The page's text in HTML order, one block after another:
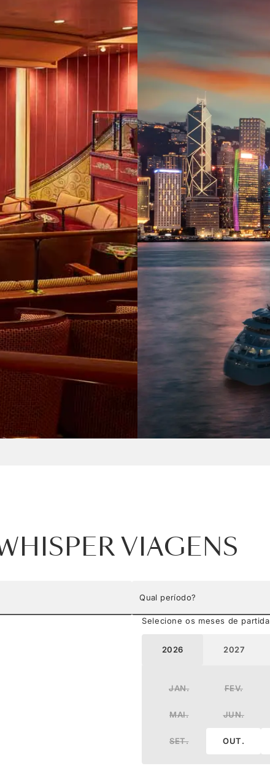
VIAGENS
Qual período?
Selecione os meses de partida
2026 2027
JAN. FEV.
MAI. JUN.
SET. OUT.